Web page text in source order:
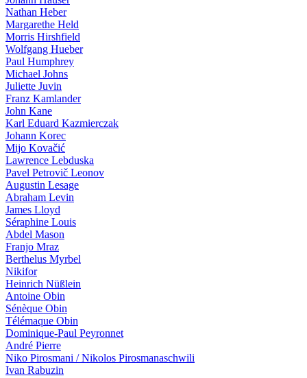
Nathan Heber
Margarethe Held
Morris Hirshfield
Wolfgang Hueber
Paul Humphrey
Michael Johns
Juliette Juvin
Franz Kamlander
John Kane
Karl Eduard Kazmierczak
Johann Korec
Mijo Kovačić
Lawrence Lebduska
Pavel Petrovič Leonov
Augustin Lesage
Abraham Levin
James Lloyd
Séraphine Louis
Abdel Mason
Franjo Mraz
Berthelus Myrbel
Nikifor
Heinrich Nüßlein
Antoine Obin
Sénèque Obin
Télémaque Obin
Dominique-Paul Peyronnet
André Pierre
Niko Pirosmani / Nikolos Pirosmanaschwili
Ivan Ra­bu­zin